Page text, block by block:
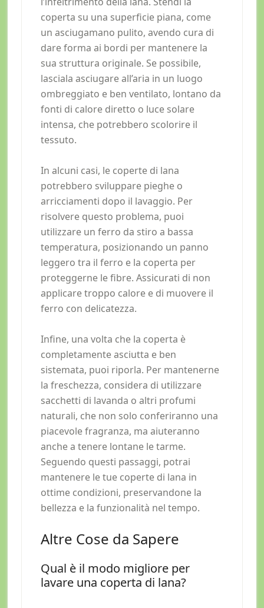
coperta su una superficie piana, come
un asciugamano pulito, avendo cura di
dare forma ai bordi per mantenere la
sua struttura originale. Se possibile,
lasciala asciugare all’aria in un luogo
ombreggiato e ben ventilato, lontano da
fonti di calore diretto o luce solare
intensa, che potrebbero scolorire il
tessuto.
In alcuni casi, le coperte di lana
potrebbero sviluppare pieghe o
arricciamenti dopo il lavaggio. Per
risolvere questo problema, puoi
utilizzare un ferro da stiro a bassa
temperatura, posizionando un panno
leggero tra il ferro e la coperta per
proteggerne le fibre. Assicurati di non
applicare troppo calore e di muovere il
ferro con delicatezza.
Infine, una volta che la coperta è
completamente asciutta e ben
sistemata, puoi riporla. Per mantenerne
la freschezza, considera di utilizzare
sacchetti di lavanda o altri profumi
naturali, che non solo conferiranno una
piacevole fragranza, ma aiuteranno
anche a tenere lontane le tarme.
Seguendo questi passaggi, potrai
mantenere le tue coperte di lana in
ottime condizioni, preservandone la
bellezza e la funzionalità nel tempo.
Altre Cose da Sapere
Qual è il modo migliore per
lavare una coperta di lana?